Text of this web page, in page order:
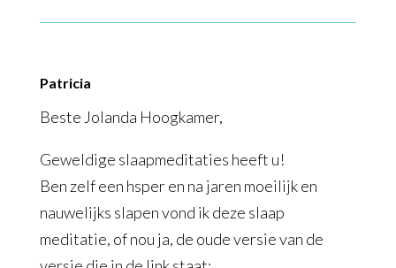
Patricia
Beste Jolanda Hoogkamer,
Geweldige slaapmeditaties heeft u!
Ben zelf een hsper en na jaren moeilijk en
nauwelijks slapen vond ik deze slaap
meditatie, of nou ja, de oude versie van de